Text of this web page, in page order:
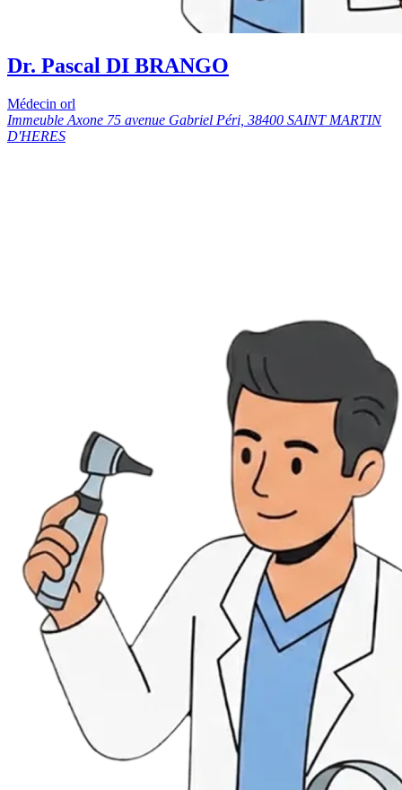
Dr. Pascal DI BRANGO
Médecin orl
Immeuble Axone 75 avenue Gabriel Péri, 38400 SAINT MARTIN
D'HERES